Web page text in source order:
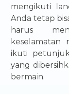
mengikuti
Anda tetap
harus
ikuti
yang
bermain.